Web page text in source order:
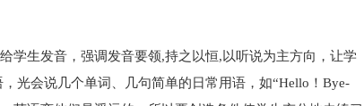
学生发音，强调发音要领,持之以恒,以听说为主方向，让学
光会说几个单词、几句简单的日常用语，如“Hello！Bye-